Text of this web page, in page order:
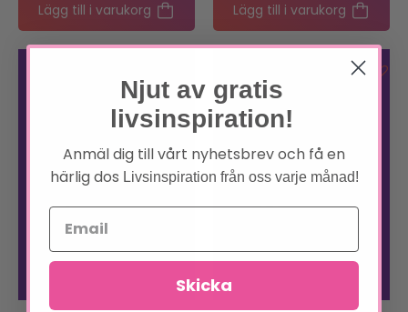
Lägg till i varukorg Lägg till i varukorg
Njut av gratis
livsinspiration!
Anmäl dig till vårt nyhetsbrev och få en
härlig dos Livsinspiration från oss varje månad!
Skicka